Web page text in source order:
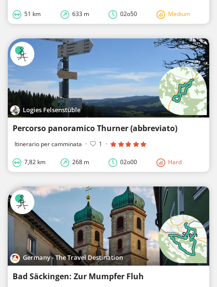
51 km 633 m 02o50 Medium
Logies Felsenstüble
Percorso panoramico Thurner (abbreviato)
Itinerario per camminata · 1 ·
7,82 km 268 m 02o00 Hard
Germany - The Travel Destination
Bad Säckingen: Zur Mumpfer Fluh